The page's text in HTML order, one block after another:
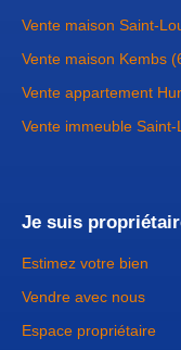
Vente maison Saint-
Vente maison Kembs
Vente appartement
Vente immeuble
Je suis
Estimez votre bien
Vendre avec nous
Espace propriétaire